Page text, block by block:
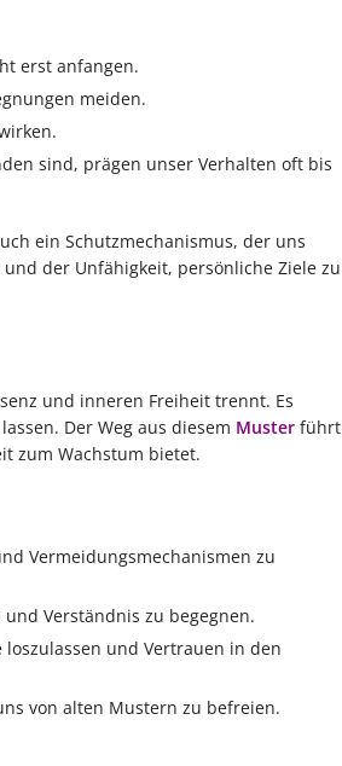
erst anfangen.
meiden.
sind, prägen unser Verhalten oft bis
ein Schutzmechanismus, der uns
der Unfähigkeit, persönliche Ziele zu
und inneren Freiheit trennt. Es
Der Weg aus diesem Musterführt
zum Wachstum bietet.
Vermeidungsmechanismen zu
Verständnis zu begegnen.
und Vertrauen in den
von alten Mustern zu befreien.